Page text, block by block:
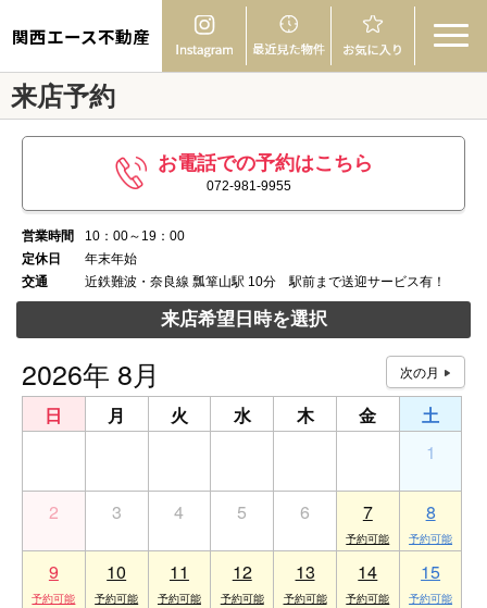
関西エース不動産
来店予約
お電話での予約はこちら
072-981-9955
営業時間
10：00～19：00
定休日
年末年始
交通
近鉄難波・奈良線 瓢箪山駅 10分 駅前まで送迎サービス有！
来店希望日時を選択
2026年 8月
日 月 火 水 木 金
土
1
2 3 4 5 6 7 8
9 10 11 12 13 14 15